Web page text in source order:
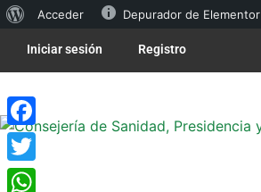
Acceder Depurador de Elementor
Iniciar sesión Registro
Facebook
Twitter